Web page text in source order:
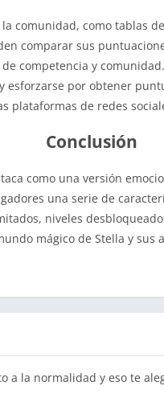
comunidad, como tablas
comparar sus
competencia y
esforzarse por obtener
plataformas de redes
Conclusión
como una versión
una serie de
niveles
mágico de Stella y sus
a la normalidad y eso te